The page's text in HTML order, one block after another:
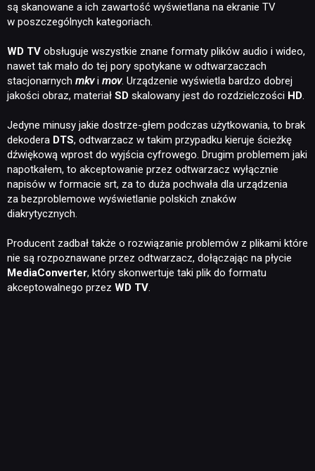
są skanowane a ich zawartość wyświetlana na ekranie TV
w poszczególnych kategoriach.
WD TV obsługuje wszystkie znane formaty plików audio i wideo,
nawet tak mało do tej pory spotykane w odtwarzaczach
stacjonarnych mkvi mov. Urządzenie wyświetla bardzo dobrej
jakości obraz, materiał SD skalowany jest do rozdzielczości HD.
Jedyne minusy jakie dostrze-głem podczas użytkowania, to brak
dekodera DTS, odtwarzacz w takim przypadku kieruje ścieżkę
dźwiękową wprost do wyjścia cyfrowego. Drugim problemem jaki
napotkałem, to akceptowanie przez odtwarzacz wyłącznie
napisów w formacie srt, za to duża pochwała dla urządzenia
za bezproblemowe wyświetlanie polskich znaków
diakrytycznych.
Producent zadbał także o rozwiązanie problemów z plikami które
nie są rozpoznawane przez odtwarzacz, dołączając na płycie
MediaConverter, który skonwertuje taki plik do formatu
akceptowalnego przez WD TV.